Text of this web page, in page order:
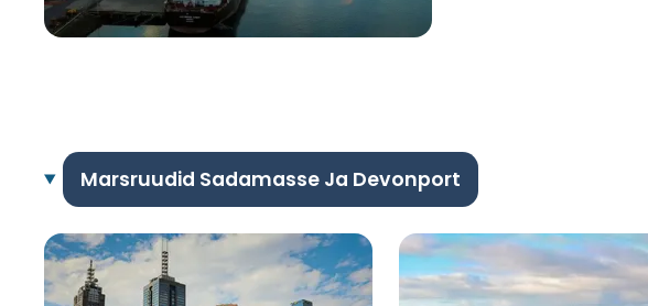
Marsruudid Sadamasse Ja Devonport